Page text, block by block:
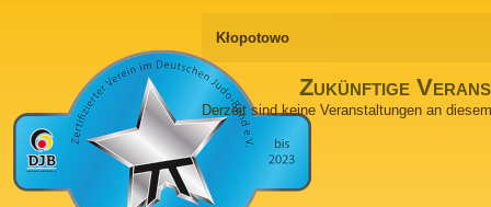
Kłopotowo
Zukünftige
Derzeit sind keine Veranstaltungen an